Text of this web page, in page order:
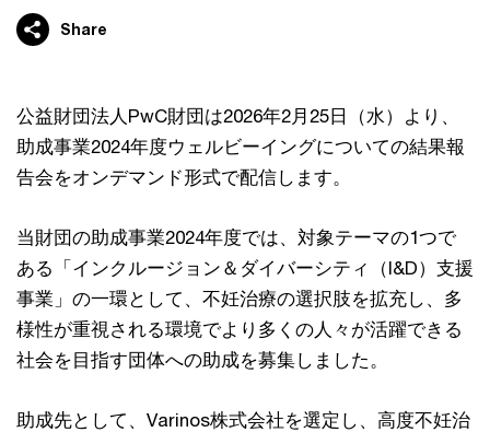
Share
公益財団法人PwC財団は2026年2月25日（水）より、
助成事業2024年度ウェルビーイングについての結果報
告会をオンデマンド形式で配信します。
当財団の助成事業2024年度では、対象テーマの1つで
ある「インクルージョン＆ダイバーシティ（I&D）支援
事業」の一環として、不妊治療の選択肢を拡充し、多
様性が重視される環境でより多くの人々が活躍できる
社会を目指す団体への助成を募集しました。
助成先として、Varinos株式会社を選定し、高度不妊治